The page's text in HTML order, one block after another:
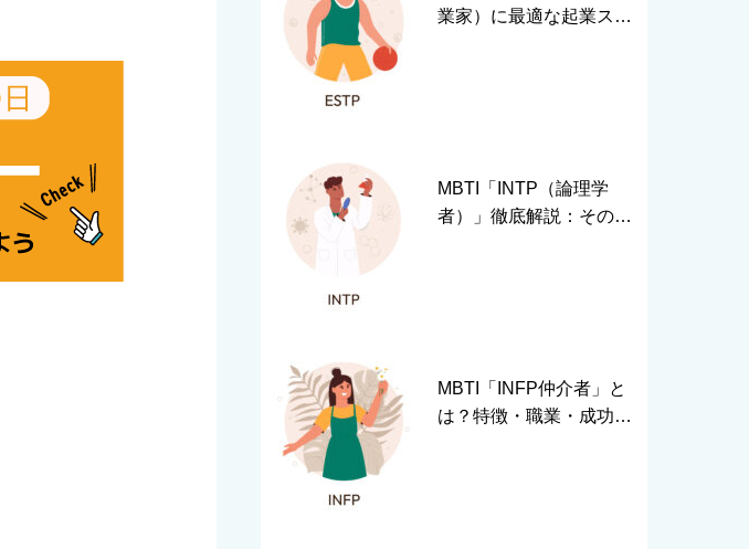
業家）に最適な起業スタ
MBTI「INTP（論理学
者）」徹底解説：その特
MBTI「INFP仲介者」と
は？特徴・職業・成功す